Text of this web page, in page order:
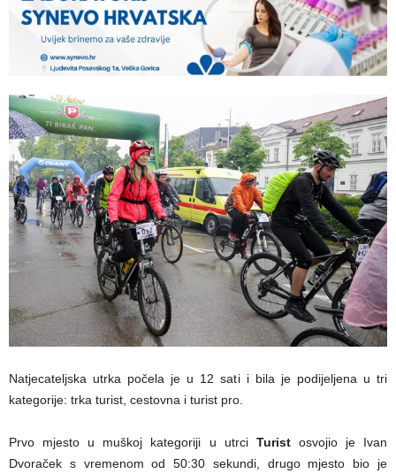
Natjecateljska utrka počela je u 12 sati i bila je podijeljena u tri
kategorije: trka turist, cestovna i turist pro.
Prvo mjesto u muškoj kategoriji u utrci Turistosvojio je Ivan
Dvoraček s vremenom od 50:30 sekundi, drugo mjesto bio je